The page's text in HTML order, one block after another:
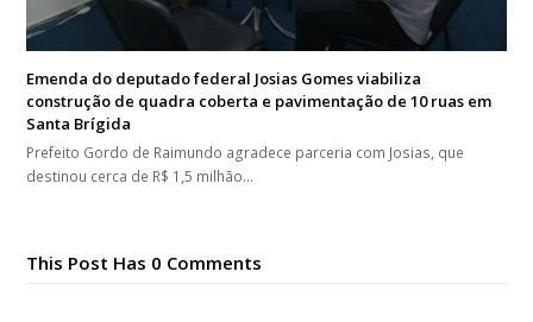
Emenda do deputado federal Josias Gomes viabiliza
construção de quadra coberta e pavimentação de 10 ruas em
Santa Brígida
Prefeito Gordo de Raimundo agradece parceria com Josias, que
destinou cerca de R$ 1,5 milhão…
This Post Has 0 Comments